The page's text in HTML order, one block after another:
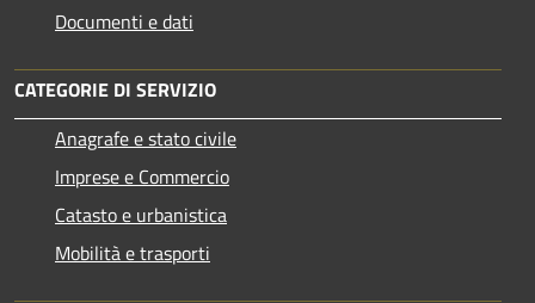
Documenti e dati
CATEGORIE DI SERVIZIO
Anagrafe e stato civile
Imprese e Commercio
Catasto e urbanistica
Mobilità e trasporti